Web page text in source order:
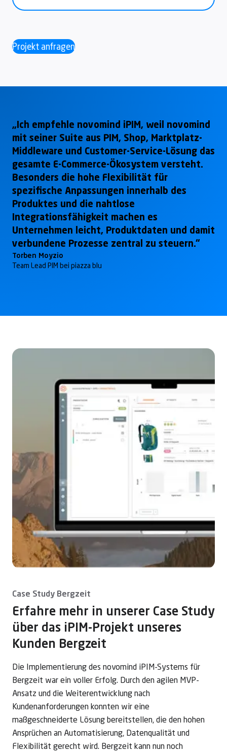
Projekt anfragen
„Ich empfehle novomind iPIM, weil novomind
mit seiner Suite aus PIM, Shop, Marktplatz-
Middleware und Customer-Service-Lösung das
gesamte E-Commerce-Ökosystem versteht.
Besonders die hohe Flexibilität für
spezifische Anpassungen innerhalb des
Produktes und die nahtlose
Integrationsfähigkeit machen es
Unternehmen leicht, Produktdaten und damit
verbundene Prozesse zentral zu steuern.“
Torben Moyzio
Team Lead PIM bei piazza blu
Case Study Bergzeit
Erfahre mehr in unserer Case Study
über das iPIM-Projekt unseres
Kunden Bergzeit
Die Implementierung des novomind iPIM-Systems für
Bergzeit war ein voller Erfolg. Durch den agilen MVP-
Ansatz und die Weiterentwicklung nach
Kundenanforderungen konnten wir eine
maßgeschneiderte Lösung bereitstellen, die den hohen
Ansprüchen an Automatisierung, Datenqualität und
Flexibilität gerecht wird. Bergzeit kann nun noch